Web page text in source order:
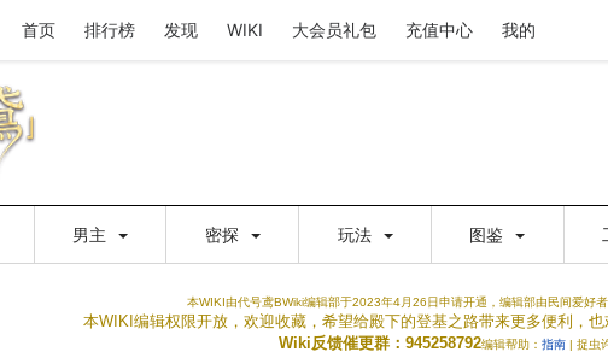
首页 排行榜 发现 WIKI 大会员礼包 充值中心 我的
男主 密探 玩法 图鉴
本WIKI由代号鸢BWiki编辑部于2023年4月26日申请开通，编辑部由民间爱好
本WIKI编辑权限开放，欢迎收藏，希望给殿下的登基之路带来更多便利，
Wiki反馈催更群：945258792编辑帮助： 指南| 捉虫